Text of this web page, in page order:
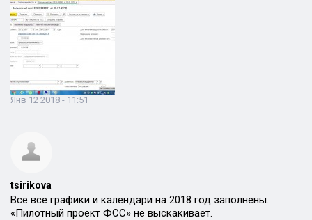
Янв 12 2018 - 11:51
tsirikova
Все все графики и календари на 2018 год заполнены.
«Пилотный проект ФСС» не выскакивает.